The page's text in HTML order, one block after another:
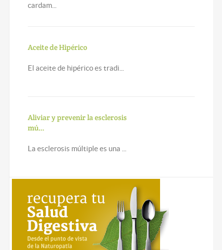
cardam...
Aceite de Hipérico
El aceite de hipérico es tradi...
Aliviar y prevenir la esclerosis
mú…
La esclerosis múltiple es una ...